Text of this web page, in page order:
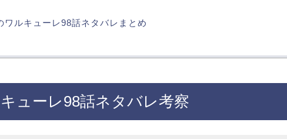
ワルキューレ98話ネタバレまとめ
ューレ98話ネタバレ考察